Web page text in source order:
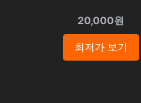
20,000원
최저가 보기